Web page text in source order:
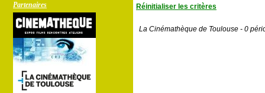
Partenaires
Réinitialiser les critères
La Cinémathèque de Toulouse - 0